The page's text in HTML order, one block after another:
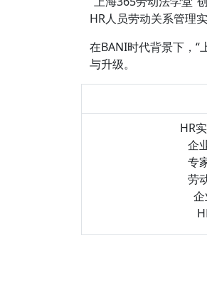
HR人员劳动关系管理
在BANI时代背景下，“
与升级。
HR
企
专
劳